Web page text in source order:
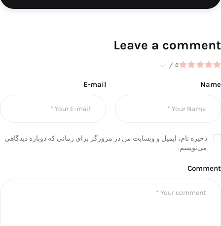
Leave a comment
۰.۰ / ۵
Name
E-mail
ذخیره نام، ایمیل و وبسایت من در مرورگر برای زمانی که دوباره دیدگاهی
می‌نویسم.
Comment